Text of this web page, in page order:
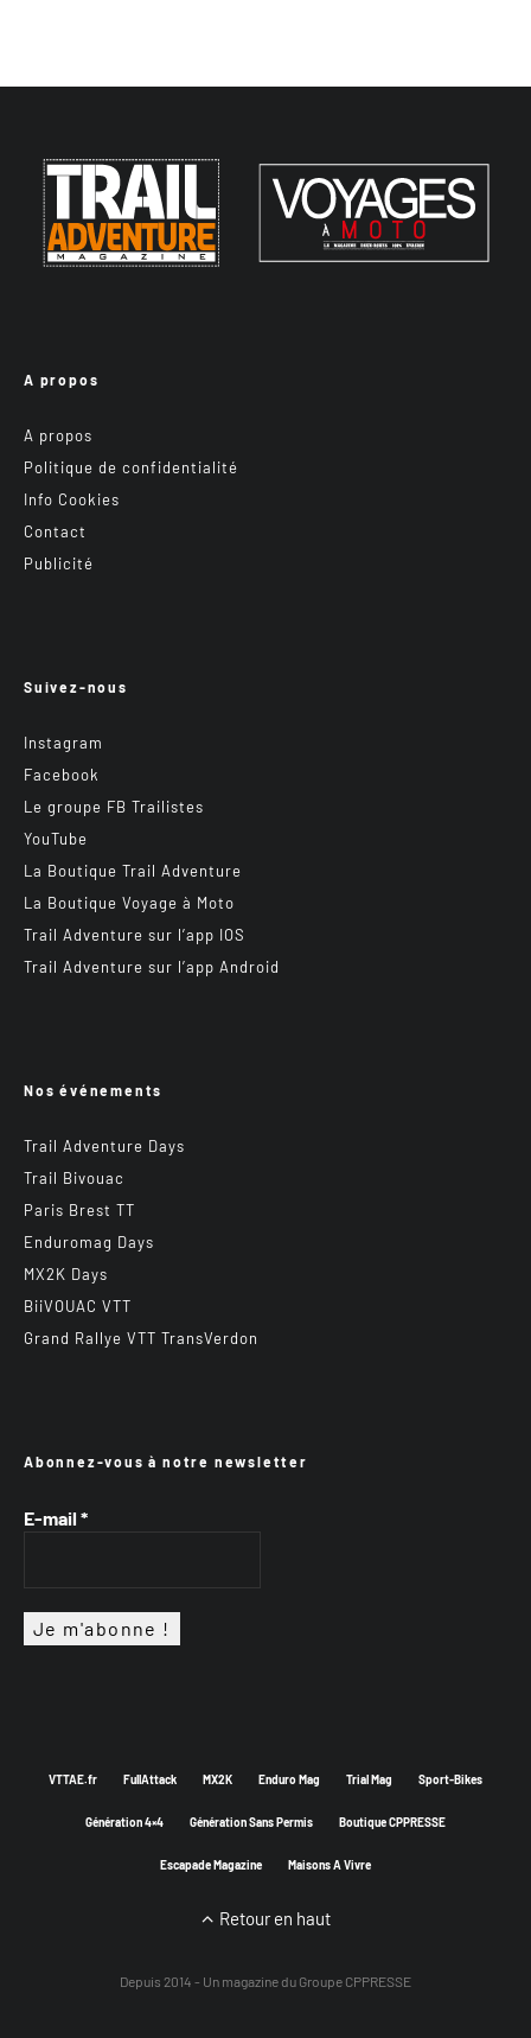
A propos
A propos
Politique de confidentialité
Info Cookies
Contact
Publicité
Suivez-nous
Instagram
Facebook
Le groupe FB Trailistes
YouTube
La Boutique Trail Adventure
La Boutique Voyage à Moto
Trail Adventure sur l’app IOS
Trail Adventure sur l’app Android
Nos événements
Trail Adventure Days
Trail Bivouac
Paris Brest TT
Enduromag Days
MX2K Days
BiiVOUAC VTT
Grand Rallye VTT TransVerdon
Abonnez-vous à notre newsletter
E-mail *
VTTAE.fr FullAttack MX2K Enduro Mag Trial Mag Sport-Bikes
Génération 4×4 Génération Sans Permis Boutique CPPRESSE
Escapade Magazine Maisons A Vivre
Retour en haut
Depuis 2014 - Un magazine du Groupe CPPRESSE